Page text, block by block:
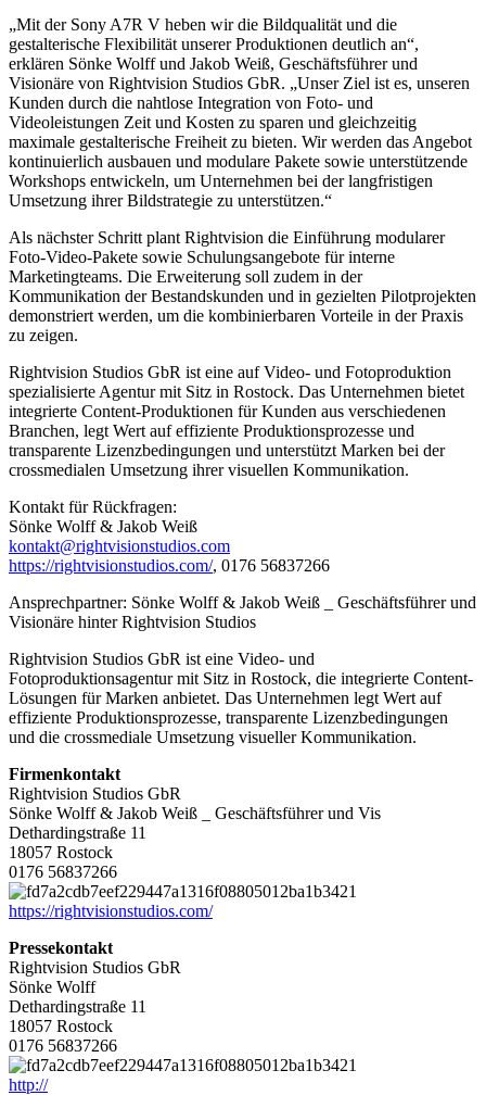
„Mit der Sony A7R V heben wir die Bildqualität und die
gestalterische Flexibilität unserer Produktionen deutlich an“,
erklären Sönke Wolff und Jakob Weiß, Geschäftsführer und
Visionäre von Rightvision Studios GbR. „Unser Ziel ist es, unseren
Kunden durch die nahtlose Integration von Foto- und
Videoleistungen Zeit und Kosten zu sparen und gleichzeitig
maximale gestalterische Freiheit zu bieten. Wir werden das Angebot
kontinuierlich ausbauen und modulare Pakete sowie unterstützende
Workshops entwickeln, um Unternehmen bei der langfristigen
Umsetzung ihrer Bildstrategie zu unterstützen.“
Als nächster Schritt plant Rightvision die Einführung modularer
Foto‑Video‑Pakete sowie Schulungsangebote für interne
Marketingteams. Die Erweiterung soll zudem in der
Kommunikation der Bestandskunden und in gezielten Pilotprojekten
demonstriert werden, um die kombinierbaren Vorteile in der Praxis
zu zeigen.
Rightvision Studios GbR ist eine auf Video- und Fotoproduktion
spezialisierte Agentur mit Sitz in Rostock. Das Unternehmen bietet
integrierte Content‑Produktionen für Kunden aus verschiedenen
Branchen, legt Wert auf effiziente Produktionsprozesse und
transparente Lizenzbedingungen und unterstützt Marken bei der
crossmedialen Umsetzung ihrer visuellen Kommunikation.
Kontakt für Rückfragen:
Sönke Wolff & Jakob Weiß
kontakt@rightvisionstudios.com
https://rightvisionstudios.com/, 0176 56837266
Ansprechpartner: Sönke Wolff & Jakob Weiß _ Geschäftsführer und
Visionäre hinter Rightvision Studios
Rightvision Studios GbR ist eine Video- und
Fotoproduktionsagentur mit Sitz in Rostock, die integrierte Content-
Lösungen für Marken anbietet. Das Unternehmen legt Wert auf
effiziente Produktionsprozesse, transparente Lizenzbedingungen
und die crossmediale Umsetzung visueller Kommunikation.
Firmenkontakt
Rightvision Studios GbR
Sönke Wolff & Jakob Weiß _ Geschäftsführer und Vis
Dethardingstraße 11
18057 Rostock
0176 56837266
https://rightvisionstudios.com/
Pressekontakt
Rightvision Studios GbR
Sönke Wolff
Dethardingstraße 11
18057 Rostock
0176 56837266
http://